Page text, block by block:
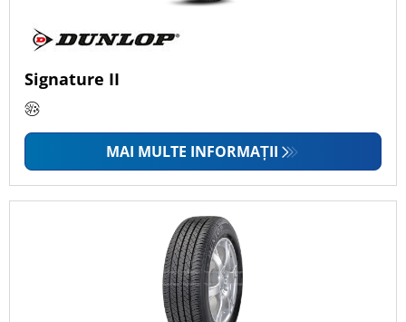
Signature II
MAI MULTE INFORMAȚII